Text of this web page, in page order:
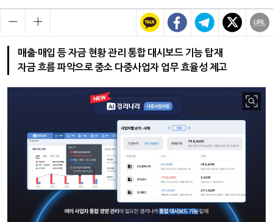
매출·매입 등 자금 현황 관리 통합 대시보드 기능 탑재
자금 흐름 파악으로 중소 다중사업자 업무 효율성 제고